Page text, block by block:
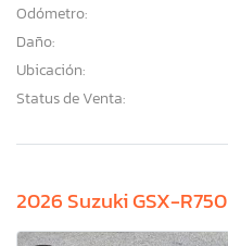
Odómetro:
Daño:
Ubicación:
Status de Venta:
2026 Suzuki GSX-R750